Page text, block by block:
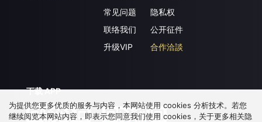
常见问题
联络我们
升级VIP
隐私权
公开征件
合作洽談
下载 APP
为提供您更多优质的服务与内容，本网站使用 cookies 分析技术。若您
继续阅览本网站内容，即表示您同意我们使用 cookies，关于更多相关隐